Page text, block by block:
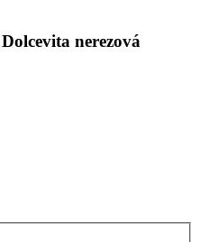
nerezová